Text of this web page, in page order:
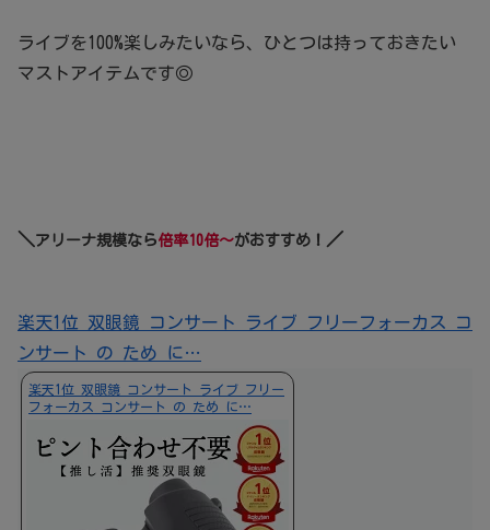
ライブを100%楽しみたいなら、ひとつは持っておきたい
マストアイテムです◎
＼ アリーナ規模なら倍率10倍～がおすすめ！ ／
楽天1位 双眼鏡 コンサート ライブ フリーフォーカス コ
ンサート の ため に…
楽天1位 双眼鏡 コンサート ライブ フリー
フォーカス コンサート の ため に…